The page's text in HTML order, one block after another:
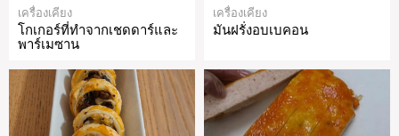
เครื่องเคียง
โกเกอร์ที่ทำจากเชดดาร์และ
พาร์เมซาน
เครื่องเคียง
มันฝรั่งอบเบคอน